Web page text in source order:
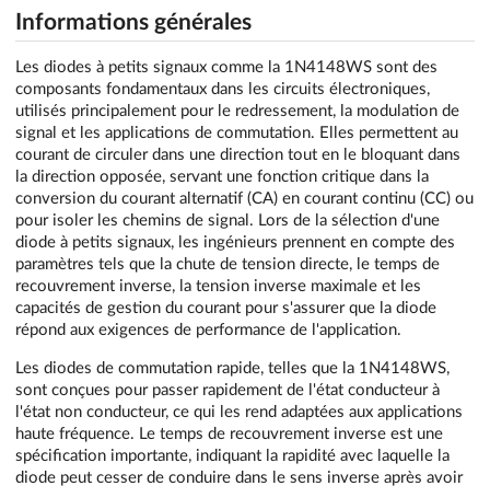
Informations générales
Les diodes à petits signaux comme la 1N4148WS sont des
composants fondamentaux dans les circuits électroniques,
utilisés principalement pour le redressement, la modulation de
signal et les applications de commutation. Elles permettent au
courant de circuler dans une direction tout en le bloquant dans
la direction opposée, servant une fonction critique dans la
conversion du courant alternatif (CA) en courant continu (CC) ou
pour isoler les chemins de signal. Lors de la sélection d'une
diode à petits signaux, les ingénieurs prennent en compte des
paramètres tels que la chute de tension directe, le temps de
recouvrement inverse, la tension inverse maximale et les
capacités de gestion du courant pour s'assurer que la diode
répond aux exigences de performance de l'application.
Les diodes de commutation rapide, telles que la 1N4148WS,
sont conçues pour passer rapidement de l'état conducteur à
l'état non conducteur, ce qui les rend adaptées aux applications
haute fréquence. Le temps de recouvrement inverse est une
spécification importante, indiquant la rapidité avec laquelle la
diode peut cesser de conduire dans le sens inverse après avoir